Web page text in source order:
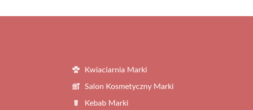
Kwiaciarnia Marki
Salon Kosmetyczny Marki
Kebab Marki